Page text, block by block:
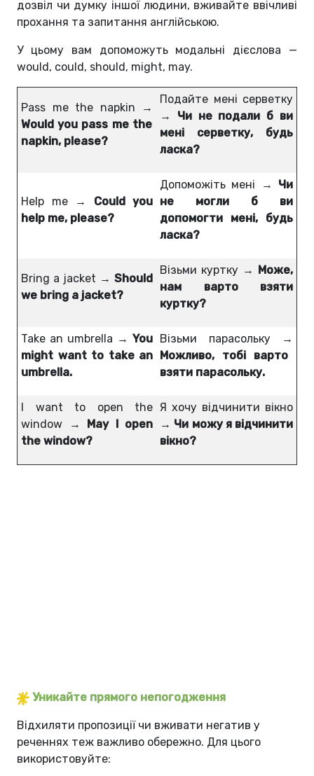
дозвіл чи думку іншої людини, вживайте ввічливі
прохання та запитання англійською.
У цьому вам допоможуть модальні дієслова —
would, could, should, might, may.
Pass me the napkin →
Would you pass me the
napkin, please?
Подайте мені серветку
→ Чи не подали б ви
мені серветку, будь
ласка?
Help me → Could you
help me, please?
Допоможіть мені → Чи
не могли б ви
допомогти мені, будь
ласка?
Bring a jacket → Should
we bring a jacket?
Візьми куртку → Може,
нам варто взяти
куртку?
Take an umbrella → You
might want to take an
umbrella.
Візьми парасольку →
Можливо, тобі варто
взяти парасольку.
I want to open the
window → May I open
the window?
Я хочу відчинити вікно
→ Чи можу я відчинити
вікно?
Уникайте прямого непогодження
Відхиляти пропозиції чи вживати негатив у
реченнях теж важливо обережно. Для цього
використовуйте: